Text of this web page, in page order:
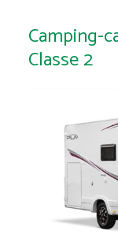
Camping-
Classe 2